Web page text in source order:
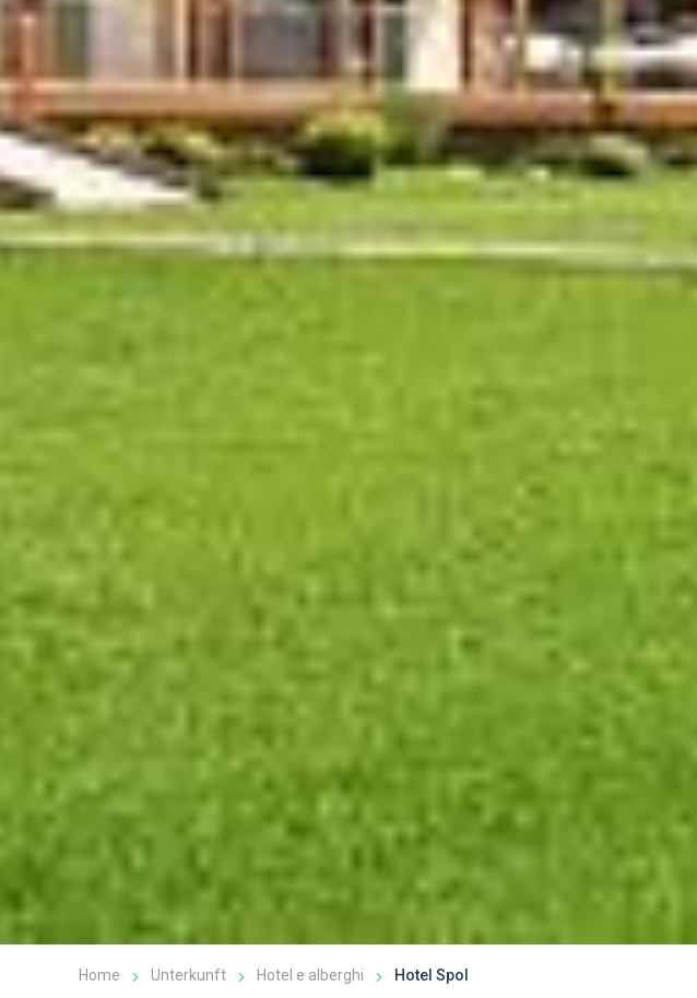
Home Unterkunft Hotel e alberghi Hotel Spol